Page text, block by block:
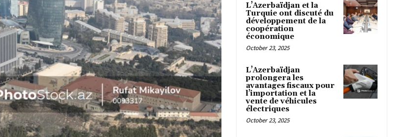
L’Azerbaïdjan et la
Turquie ont discuté du
développement de la
coopération
économique
October 23, 2025
L’Azerbaïdjan
prolongera les
avantages fiscaux pour
l’importation et la
vente de véhicules
électriques
October 23, 2025